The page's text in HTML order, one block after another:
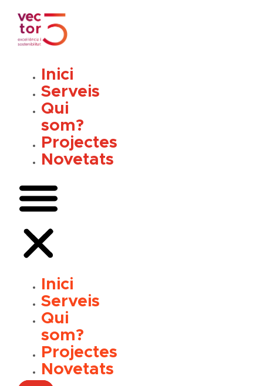
contingut
Inici
Serveis
Qui
som?
Projectes
Novetats
Inici
Serveis
Qui
som?
Projectes
Novetats